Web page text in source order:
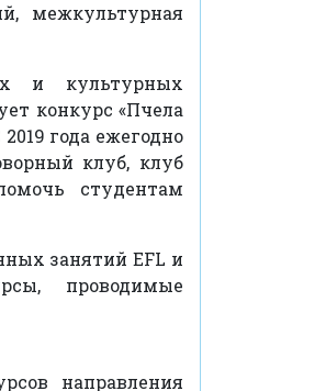
межкультурная
и культурных
конкурс «Пчела
года ежегодно
клуб, клуб
студентам
занятий EFL и
проводимые
направления